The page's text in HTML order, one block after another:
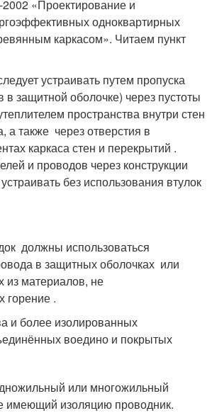
«Проектирование и
одноквартирных
каркасом». Читаем пункт
устраивать путем пропуска
защитной оболочке) через пустоты
пространства внутри стен
а также через отверстия в
каркаса стен и перекрытий .
и проводов через конструкции
без использования втулок
должны использоваться
в защитных оболочках или
из материалов, не
горение .
и более изолированных
воедино и покрытых
или многожильный
изоляцию проводник.